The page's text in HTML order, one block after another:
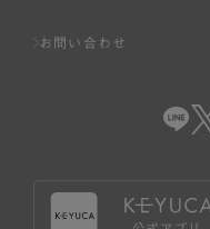
お問い合わせ